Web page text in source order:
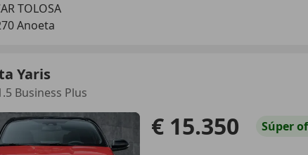
TOLOSA
Anoeta
Yaris
Business Plus
€ 15.350 Súper